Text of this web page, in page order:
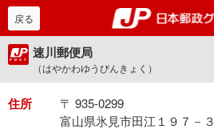
戻る
速川郵便局
（はやかわゆうびんきょく）
住所
〒 935-0299
富山県氷見市田江１９７－３